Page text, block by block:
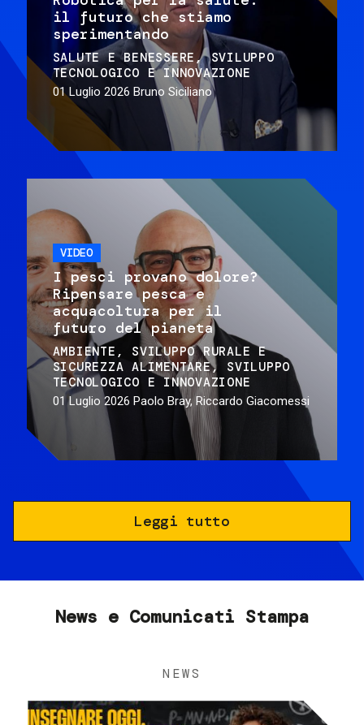
il futuro che stiamo
sperimentando
SALUTE E BENESSERE
SVILUPPO
TECNOLOGICO E INNOVAZIONE
01 Luglio 2026 Bruno Siciliano
VIDEO
I pesci provano dolore?
Ripensare pesca e
acquacoltura per il
futuro del pianeta
AMBIENTE
SVILUPPO RURALE E
SICUREZZA ALIMENTARE
SVILUPPO
TECNOLOGICO E INNOVAZIONE
01 Luglio 2026 Paolo Bray, Riccardo Giacomessi
Leggi tutto
News e Comunicati Stampa
NEWS